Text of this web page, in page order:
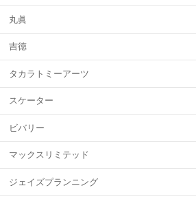
丸眞
吉徳
タカラトミーアーツ
スケーター
ビバリー
マックスリミテッド
ジェイズプランニング